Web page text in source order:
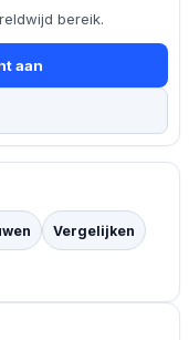
bereik.
aan
Vergelijken